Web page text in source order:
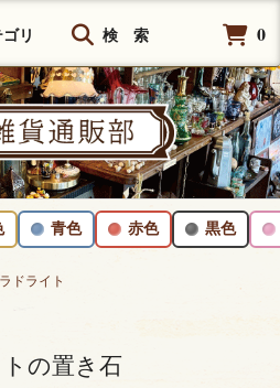
リ 検 索 0
青色 赤色 黒色
ドライト
の置き石